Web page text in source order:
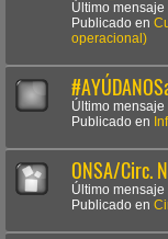
Último mensaje
Publicado en
operacional)
Último mensaje
Publicado en
ONSA/Circ.
Último mensaje
Publicado en